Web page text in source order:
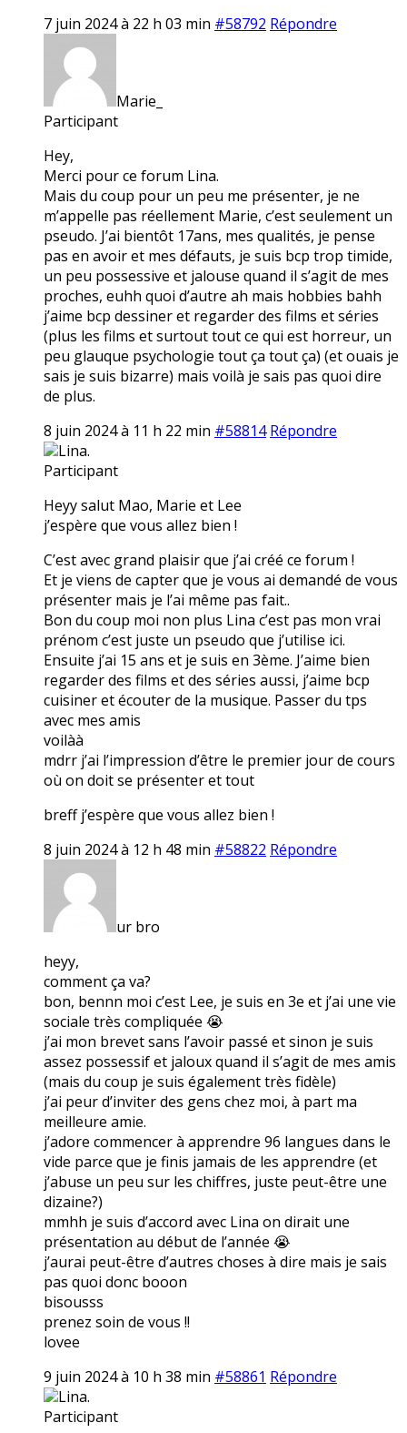
7 juin 2024 à 22 h 03 min #58792 Répondre
Marie_
Participant
Hey,
Merci pour ce forum Lina.
Mais du coup pour un peu me présenter, je ne
m’appelle pas réellement Marie, c’est seulement un
pseudo. J’ai bientôt 17ans, mes qualités, je pense
pas en avoir et mes défauts, je suis bcp trop timide,
un peu possessive et jalouse quand il s’agit de mes
proches, euhh quoi d’autre ah mais hobbies bahh
j’aime bcp dessiner et regarder des films et séries
(plus les films et surtout tout ce qui est horreur, un
peu glauque psychologie tout ça tout ça) (et ouais je
sais je suis bizarre) mais voilà je sais pas quoi dire
de plus.
8 juin 2024 à 11 h 22 min #58814 Répondre
Lina.
Participant
Heyy salut Mao, Marie et Lee
j’espère que vous allez bien !
C’est avec grand plaisir que j’ai créé ce forum !
Et je viens de capter que je vous ai demandé de vous
présenter mais je l’ai même pas fait..
Bon du coup moi non plus Lina c’est pas mon vrai
prénom c’est juste un pseudo que j’utilise ici.
Ensuite j’ai 15 ans et je suis en 3ème. J’aime bien
regarder des films et des séries aussi, j’aime bcp
cuisiner et écouter de la musique. Passer du tps
avec mes amis
voilàà
mdrr j’ai l’impression d’être le premier jour de cours
où on doit se présenter et tout
breff j’espère que vous allez bien !
8 juin 2024 à 12 h 48 min #58822 Répondre
ur bro
heyy,
comment ça va?
bon, bennn moi c’est Lee, je suis en 3e et j’ai une vie
sociale très compliquée 😭
j’ai mon brevet sans l’avoir passé et sinon je suis
assez possessif et jaloux quand il s’agit de mes amis
(mais du coup je suis également très fidèle)
j’ai peur d’inviter des gens chez moi, à part ma
meilleure amie.
j’adore commencer à apprendre 96 langues dans le
vide parce que je finis jamais de les apprendre (et
j’abuse un peu sur les chiffres, juste peut-être une
dizaine?)
mmhh je suis d’accord avec Lina on dirait une
présentation au début de l’année 😭
j’aurai peut-être d’autres choses à dire mais je sais
pas quoi donc booon
bisousss
prenez soin de vous !!
lovee
9 juin 2024 à 10 h 38 min #58861 Répondre
Lina.
Participant